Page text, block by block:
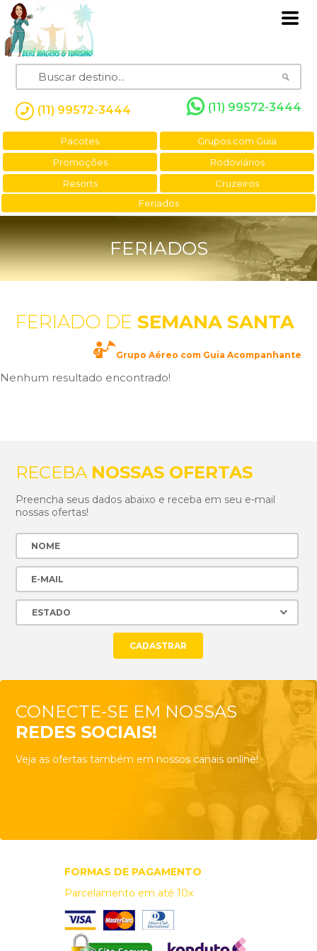
(11) 99572-3444 (11) 99572-3444
Pacotes
Grupos com Guia
Promoções
Rodoviários
Resorts
Cruzeiros
Feriados
FERIADOS
FERIADO DESEMANA SANTA
Grupo Aéreo com Guia Acompanhante
Nenhum resultado encontrado!
RECEBA NOSSAS OFERTAS
Preencha seus dados abaixo e receba em seu e-mail
nossas ofertas!
CONECTE-SE EM NOSSAS
REDES SOCIAIS!
Veja as ofertas também em nossos canais online!
FORMAS DE PAGAMENTO
Parcelamento em até 10x